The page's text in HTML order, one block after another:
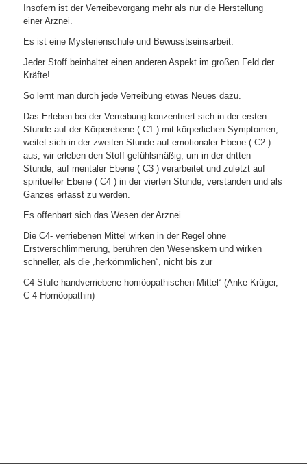
Insofern ist der Verreibevorgang mehr als nur die Herstellung
einer Arznei.
Es ist eine Mysterienschule und Bewusstseinsarbeit.
Jeder Stoff beinhaltet einen anderen Aspekt im großen Feld der
Kräfte!
So lernt man durch jede Verreibung etwas Neues dazu.
Das Erleben bei der Verreibung konzentriert sich in der ersten
Stunde auf der Körperebene ( C1 ) mit körperlichen Symptomen,
weitet sich in der zweiten Stunde auf emotionaler Ebene ( C2 )
aus, wir erleben den Stoff gefühlsmäßig, um in der dritten
Stunde, auf mentaler Ebene ( C3 ) verarbeitet und zuletzt auf
spiritueller Ebene ( C4 ) in der vierten Stunde, verstanden und als
Ganzes erfasst zu werden.
Es offenbart sich das Wesen der Arznei.
Die C4- verriebenen Mittel wirken in der Regel ohne
Erstverschlimmerung, berühren den Wesenskern und wirken
schneller, als die „herkömmlichen“, nicht bis zur
C4-Stufe handverriebene homöopathischen Mittel“ (Anke Krüger,
C 4-Homöopathin)